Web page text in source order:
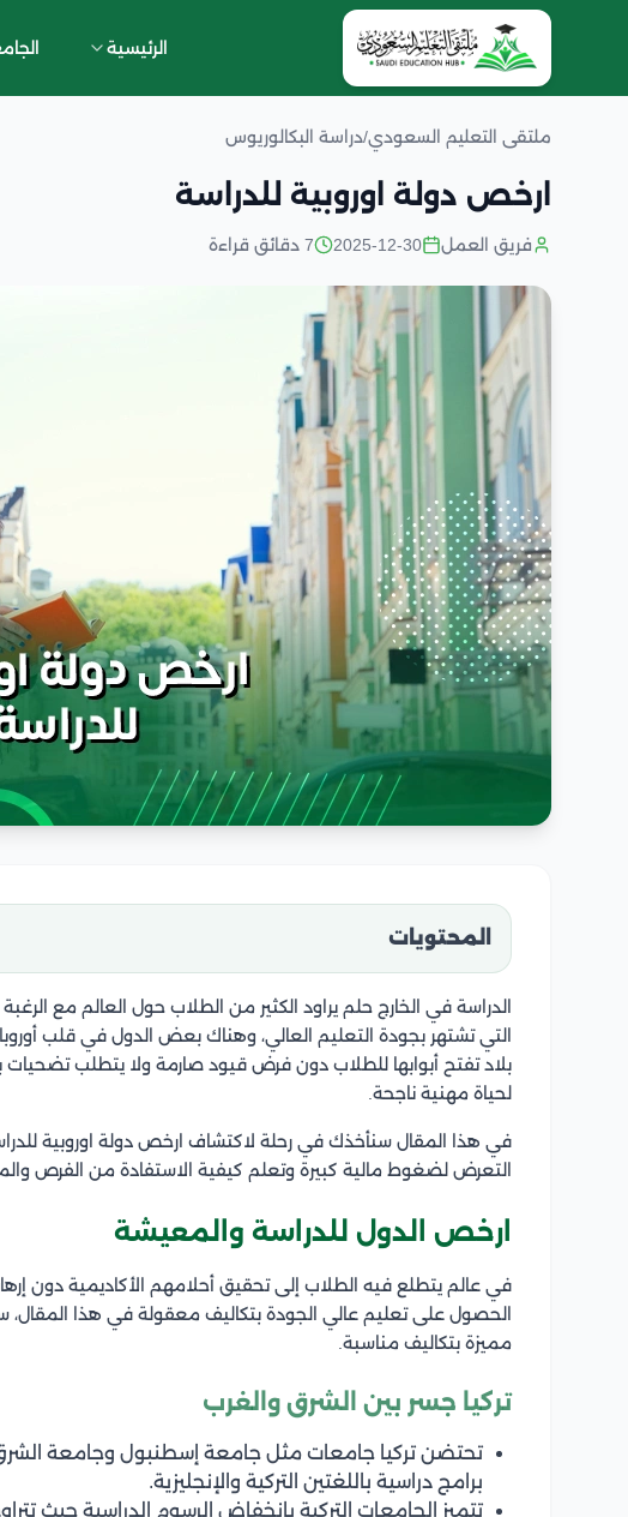
الرئيسية
ملتقى التعليم السعودي/دراسة البكالوريوس
ارخص دولة اوروبية للدراسة
فريق العمل 2025-12-30 7 دقائق قراءة
المحتويات
الدراسة في الخارج حلم يراود الكثير من الطلاب حول العالم مع
التي تشتهر بجودة التعليم العالي، وهناك بعض الدول في قلب
بلاد تفتح أبوابها للطلاب دون فرض قيود صارمة ولا يتطلب تضحيات
لحياة مهنية ناجحة.
في هذا المقال سنأخذك في رحلة لاكتشاف ارخص دولة اوروبية
التعرض لضغوط مالية كبيرة وتعلم كيفية الاستفادة من الفرص
ارخص الدول للدراسة والمعيشة
في عالم يتطلع فيه الطلاب إلى تحقيق أحلامهم الأكاديمية دون
الحصول على تعليم عالي الجودة بتكاليف معقولة في هذا
مميزة بتكاليف مناسبة.
تركيا جسر بين الشرق والغرب
تحتضن تركيا جامعات مثل جامعة إسطنبول وجامعة
برامج دراسية باللغتين التركية والإنجليزية.